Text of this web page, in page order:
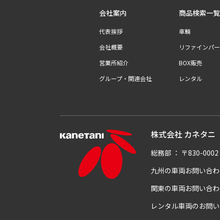
会社案内
代表挨拶
会社概要
営業所紹介
グループ・関連会社
商品検索一覧
車輌
リファインパ
BOX販売
レンタル
株式会社 カネタニ
総務部 ： 〒830-
九州の車両お問い合
関東の車両お問い合
レンタル車両のお問